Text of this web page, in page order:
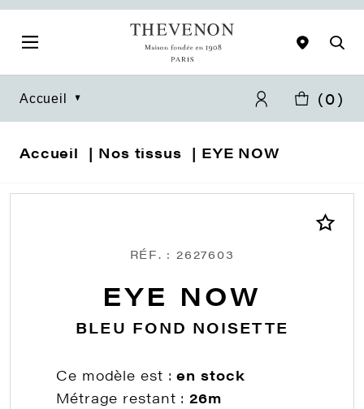
Accueil (0)
Accueil Nos tissus EYE NOW
RÉF. : 2627603
EYE NOW
BLEU FOND NOISETTE
Ce modèle est :en stock
Métrage restant :26m